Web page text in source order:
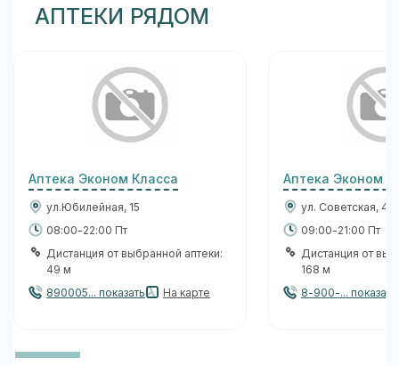
АПТЕКИ РЯДОМ
Аптека Эконом Класса
ул.Юбилейная, 15
08:00-22:00 Пт
Дистанция от выбранной аптеки:
49 м
890005... показать
На карте
Аптека Эконом
ул. Советская, 45
09:00-21:00 Пт
Дистанция от
168 м
8-900-... показать